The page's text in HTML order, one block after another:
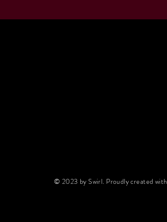
© 2023 by Swirl. Proudly created with